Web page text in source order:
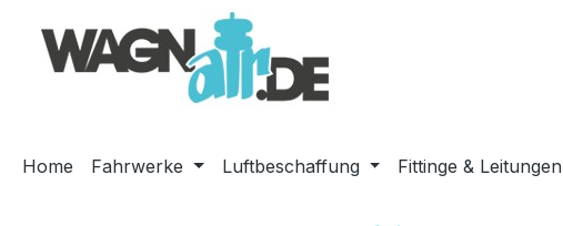
Hauptinhalt springen
Zur Suche springen
Zur Hauptnavigation springen
Home Fahrwerke Luftbeschaffung Fittinge & Leitungen